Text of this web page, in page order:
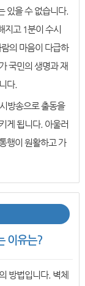
있을 수 없습니다.
지고 1분이 수시
의 마음이 다급하
국민의 생명과 재
다.
방송으로 출동을
게 됩니다. 아울러
행이 원활하고 가
이유는?
방법입니다. 벽체